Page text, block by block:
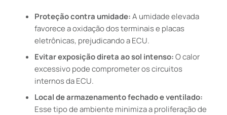
Proteção contra umidade:A umidade elevada
favorece a oxidação dos terminais e placas
eletrônicas, prejudicando a ECU.
Evitar exposição direta ao sol intenso:O calor
excessivo pode comprometer os circuitos
internos da ECU.
Local de armazenamento fechado e ventilado:
Esse tipo de ambiente minimiza a proliferação de